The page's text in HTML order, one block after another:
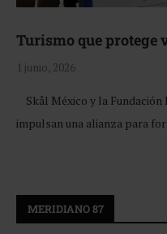
Turismo que protege
1 junio, 2026
Skål México y la Fundación
impulsan una alianza para
MERIDIANO 87